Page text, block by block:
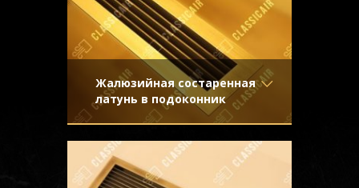
Жалюзийная состаренная
латунь в подоконник
Материал- Латунь
Отделка- Декорирование
под стареную латунь с
направленной риской
жалюзи из латуни с легким эффектом
старения